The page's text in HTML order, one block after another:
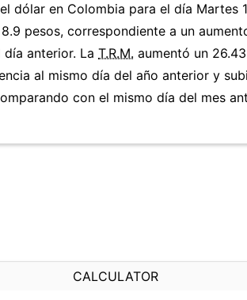
dólar en Colombia para el día Martes
pesos, correspondiente a un
anterior. La T.R.M. aumentó un
al mismo día del año anterior y
con el mismo día del mes
CALCULATOR